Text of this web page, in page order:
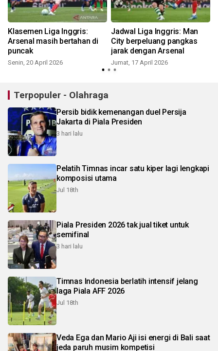
Klasemen Liga Inggris:
Arsenal masih bertahan di
puncak
Senin, 20 April 2026
Jadwal Liga Inggris: Man
City berpeluang pangkas
jarak dengan Arsenal
Jumat, 17 April 2026
Terpopuler - Olahraga
Persib bidik kemenangan duel Persija
Jakarta di Piala Presiden
3 hari lalu
Pelatih Timnas incar satu kiper lagi lengkapi
komposisi utama
Jul 18th
Piala Presiden 2026 tak jual tiket untuk
semifinal
3 hari lalu
Timnas Indonesia berlatih intensif jelang
laga Piala AFF 2026
Jul 18th
Veda Ega dan Mario Aji isi energi di Bali saat
jeda paruh musim kompetisi